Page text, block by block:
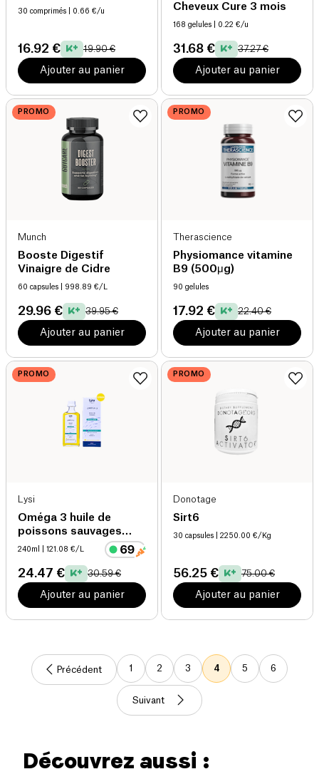
30 comprimés | 0.66 €/u
16.92 € 19.90 €
Ajouter au panier
Cheveux Cure 3 mois
168 gelules | 0.22 €/u
31.68 € 37.27 €
Ajouter au panier
PROMO
Munch
Booste Digestif
Vinaigre de Cidre
60 capsules | 998.89 €/L
29.96 € 39.95 €
Ajouter au panier
PROMO
Therascience
Physiomance vitamine
B9 (500μg)
90 gelules
17.92 € 22.40 €
Ajouter au panier
PROMO
Lysi
Oméga 3 huile de
poissons sauvages
(origine Islande)
240ml | 121.08 €/L
24.47 € 30.59 €
Ajouter au panier
PROMO
Donotage
Sirt6
30 capsules | 2250.00 €/Kg
56.25 € 75.00 €
Ajouter au panier
Précédent 1 2 3 4 5 6
Suivant
Découvrez aussi :